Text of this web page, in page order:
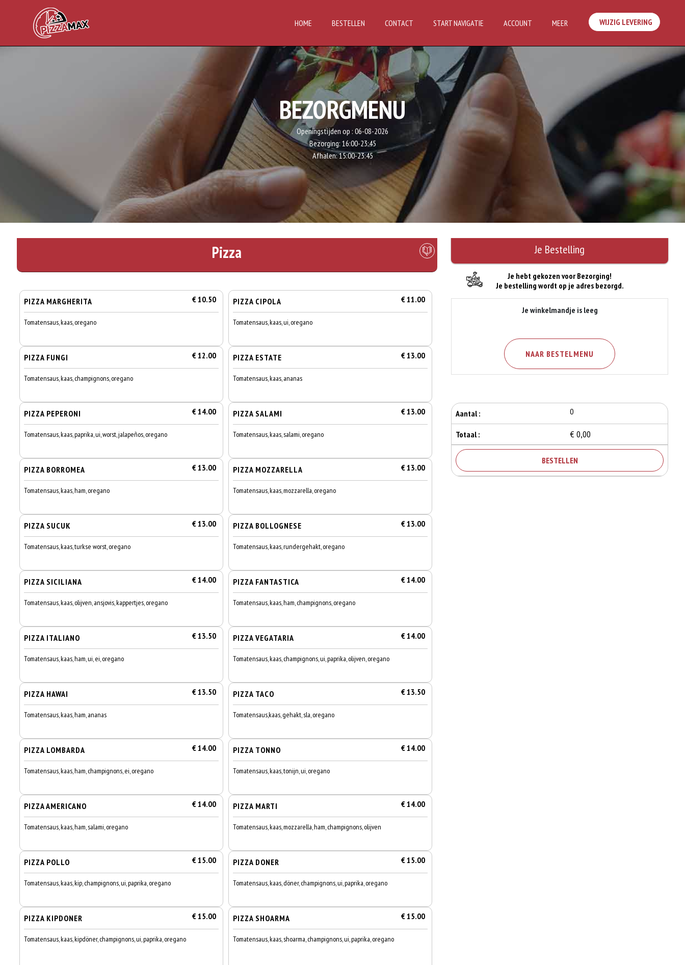
HOME BESTELLEN CONTACT START NAVIGATIE ACCOUNT MEER WIJZIG LEVERING
BEZORGMENU
Openingstijden op : 06-08-2026
Bezorging: 16:00-23:45
Afhalen:15:00-23:45
Pizza
PIZZA MARGHERITA € 10.50
Tomatensaus, kaas, oregano
PIZZA CIPOLA € 11.00
Tomatensaus, kaas, ui, oregano
PIZZA FUNGI € 12.00
Tomatensaus, kaas, champignons, oregano
PIZZA ESTATE € 13.00
Tomatensaus, kaas, ananas
PIZZA PEPERONI € 14.00
Tomatensaus, kaas, paprika, ui, worst, jalapeños, oregano
PIZZA SALAMI € 13.00
Tomatensaus, kaas, salami, oregano
PIZZA BORROMEA € 13.00
Tomatensaus, kaas, ham, oregano
PIZZA MOZZARELLA € 13.00
Tomatensaus, kaas, mozzarella, oregano
PIZZA SUCUK € 13.00
Tomatensaus, kaas, turkse worst, oregano
PIZZA BOLLOGNESE € 13.00
Tomatensaus, kaas, rundergehakt, oregano
PIZZA SICILIANA € 14.00
Tomatensaus, kaas, olijven, ansjovis, kappertjes, oregano
PIZZA FANTASTICA € 14.00
Tomatensaus, kaas, ham, champignons, oregano
PIZZA ITALIANO € 13.50
Tomatensaus, kaas, ham, ui, ei, oregano
PIZZA VEGATARIA € 14.00
Tomatensaus, kaas, champignons, ui, paprika, olijven, oregano
PIZZA HAWAI € 13.50
Tomatensaus, kaas, ham, ananas
PIZZA TACO € 13.50
Tomatensaus,kaas, gehakt, sla, oregano
PIZZA LOMBARDA € 14.00
Tomatensaus, kaas, ham, champignons, ei, oregano
PIZZA TONNO € 14.00
Tomatensaus, kaas, tonijn, ui, oregano
PIZZA AMERICANO € 14.00
Tomatensaus, kaas, ham, salami, oregano
PIZZA MARTI € 14.00
Tomatensaus, kaas, mozzarella, ham, champignons, olijven
PIZZA POLLO € 15.00
Tomatensaus, kaas, kip, champignons, ui, paprika, oregano
PIZZA DONER € 15.00
Tomatensaus, kaas, döner, champignons, ui, paprika, oregano
PIZZA KIPDONER € 15.00
Tomatensaus, kaas, kipdöner, champignons, ui, paprika, oregano
PIZZA SHOARMA € 15.00
Tomatensaus, kaas, shoarma, champignons, ui, paprika, oregano
Je hebt gekozen voor Bezorging!
Je bestelling wordt op je adres bezorgd.
Je winkelmandje is leeg
NAAR BESTELMENU
Aantal : 0
Totaal : € 0,00
BESTELLEN
Je Bestelling